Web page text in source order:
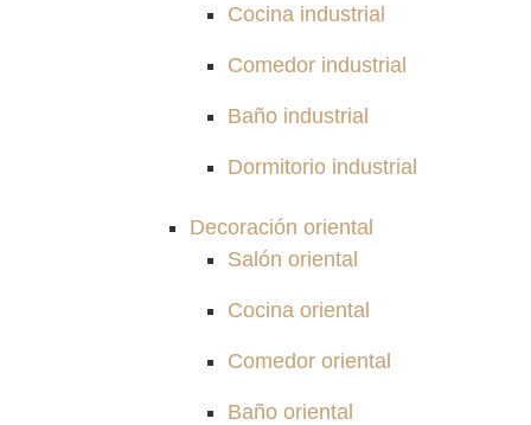
Cocina industrial
Comedor industrial
Baño industrial
Dormitorio industrial
Decoración oriental
Salón oriental
Cocina oriental
Comedor oriental
Baño oriental